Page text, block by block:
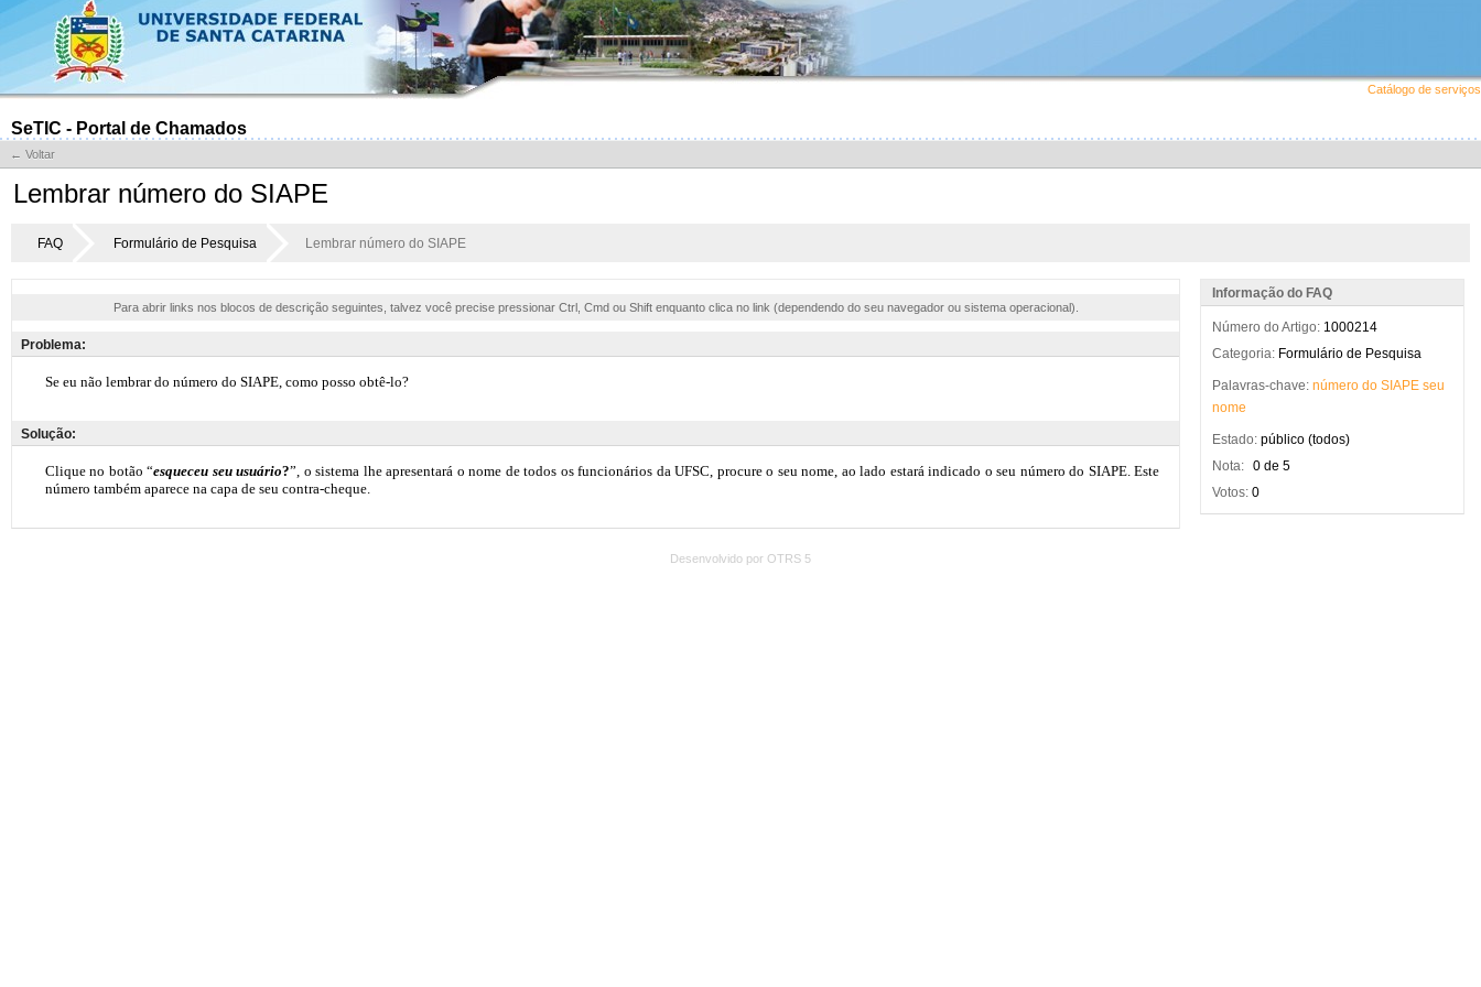
Catálogo de serviços
SeTIC - Portal de Chamados
← Voltar
Lembrar número do SIAPE
FAQ Formulário de Pesquisa Lembrar número do SIAPE
Para abrir links nos blocos de descrição seguintes, talvez você precise pressionar Ctrl, Cmd ou Shift enquanto clica no link (dependendo do seu navegador ou sistema operacional).
Problema:
Solução:
Informação do FAQ
Número do Artigo: 1000214
Categoria: Formulário de Pesquisa
Palavras-chave: número do SIAPE seu
nome
Estado: público (todos)
Nota: 0 de 5
Votos: 0
Desenvolvido por OTRS 5